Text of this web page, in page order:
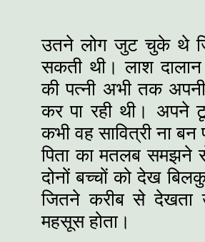
उतने लोग जुट चुके थे
सकती थी। लाश दालान
की पत्नी अभी तक
कर पा रही थी। अपने
कभी वह सावित्री ना
पिता का मतलब समझने
दोनों बच्चों को देख
जितने करीब से देखता
महसूस होता।